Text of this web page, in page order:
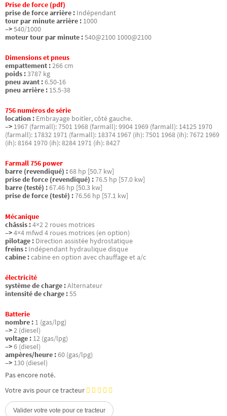
Prise de force (pdf)
prise de force arrière : Indépendant
tour par minute arrière : 1000
–>540/1000
moteur tour par minute :540@2100 1000@2100
Dimensions et pneus
empattement :266 cm
poids :3787 kg
pneu avant :6.50-16
pneu arrière : 15.5-38
756 numéros de série
location : Embrayage boitîer, côté gauche.
–> 1967 (farmall): 7501 1968 (farmall): 9904 1969 (farmall): 14125 1970
(farmall): 17832 1971 (farmall): 18374 1967 (ih): 7501 1968 (ih): 7672 1969
(ih): 8164 1970 (ih): 8284 1971 (ih): 8427
Farmall 756 power
barre (revendiqué) :68 hp [50.7 kw]
prise de force (revendiqué) :76.5 hp [57.0 kw]
barre (testé) :67.46 hp [50.3 kw]
prise de force (testé) :76.56 hp [57.1 kw]
Mécanique
châssis :4×2 2 roues motrices
–>4×4 mfwd 4 roues motrices (en option)
pilotage : Direction assistée hydrostatique
freins : Indépendant hydraulique disque
cabine :cabine en option avec chauffage et a/c
électricité
système de charge :Alternateur
intensité de charge :55
Batterie
nombre : 1 (gas/lpg)
–>2 (diesel)
voltage : 12 (gas/lpg)
–>6 (diesel)
ampères/heure :60 (gas/lpg)
–> 130 (diesel)
Pas encore noté.
Votre avis pour ce tracteur